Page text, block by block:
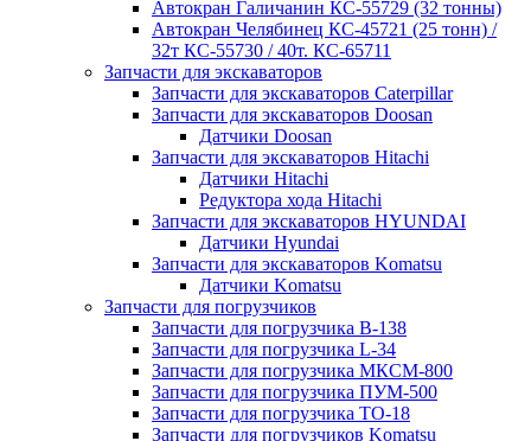
Автокран Галичанин КС-55729 (32 тонны)
Автокран Челябинец КС-45721 (25 тонн) /
32т КС-55730 / 40т. КС-65711
Запчасти для экскаваторов
Запчасти для экскаваторов Caterpillar
Запчасти для экскаваторов Doosan
Датчики Doosan
Запчасти для экскаваторов Hitachi
Датчики Hitachi
Редуктора хода Hitachi
Запчасти для экскаваторов HYUNDAI
Датчики Hyundai
Запчасти для экскаваторов Komatsu
Датчики Komatsu
Запчасти для погрузчиков
Запчасти для погрузчика B-138
Запчасти для погрузчика L-34
Запчасти для погрузчика МКСМ-800
Запчасти для погрузчика ПУМ-500
Запчасти для погрузчика ТО-18
Запчасти для погрузчиков Komatsu